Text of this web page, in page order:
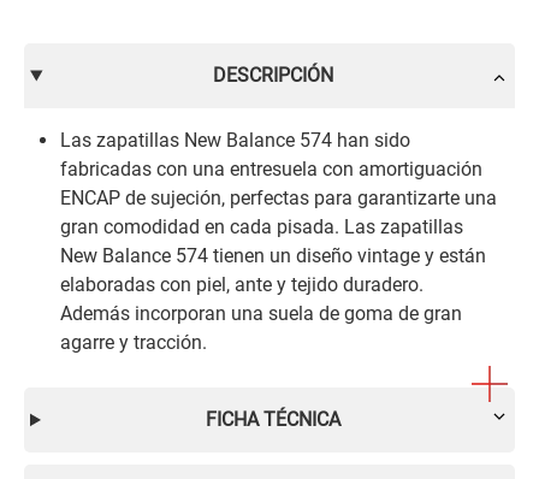
DESCRIPCIÓN
Las zapatillas New Balance 574 han sido
fabricadas con una entresuela con amortiguación
ENCAP de sujeción, perfectas para garantizarte una
gran comodidad en cada pisada. Las zapatillas
New Balance 574 tienen un diseño vintage y están
elaboradas con piel, ante y tejido duradero.
Además incorporan una suela de goma de gran
agarre y tracción.
FICHA TÉCNICA